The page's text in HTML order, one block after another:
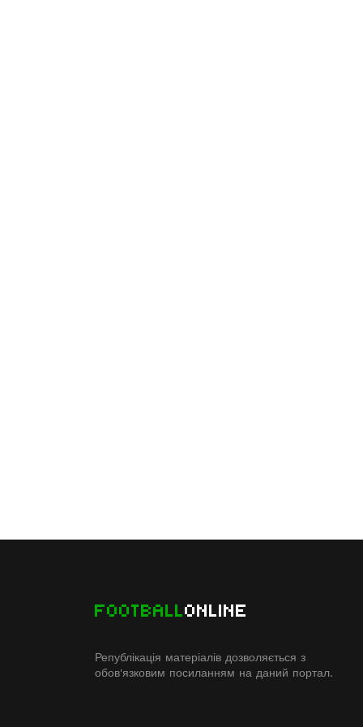
FOOTBALLONLINE
Републікація матеріалів дозволяється з
обов'язковим посиланням на даний портал.